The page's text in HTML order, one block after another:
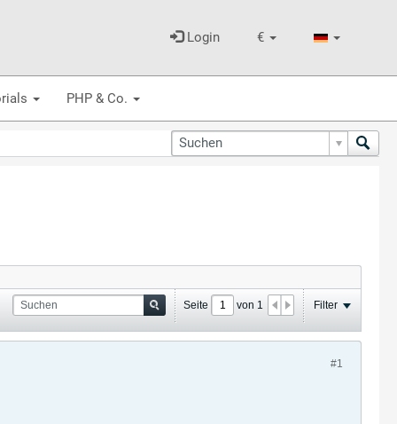
€
Login
PHP & Co.
Seite von 1 Filter
#1